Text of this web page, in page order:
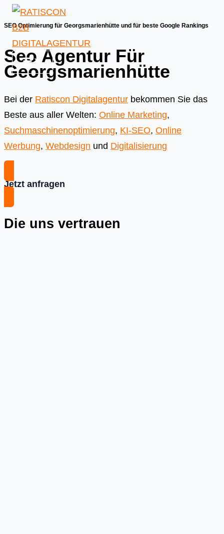
Skip
to
content
SEO Optimierung für Georgsmarienhütte und für beste Google Rankings
Seo Agentur Für
Georgsmarienhütte
Bei der Ratiscon Digitalagentur bekommen Sie das
Beste aus aller Welten: Online Marketing,
Suchmaschinenoptimierung, KI-SEO, Online
Werbung, Webdesign und Digitalisierung
Jetzt anfragen
Die uns vertrauen